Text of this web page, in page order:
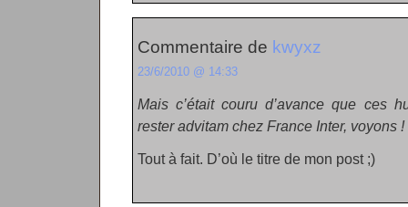
Commentaire de kwyxz
23/6/2010 @ 14:33
Mais c’était couru d’avance que ces
rester advitam chez France Inter, voyons !
Tout à fait. D’où le titre de mon post ;)